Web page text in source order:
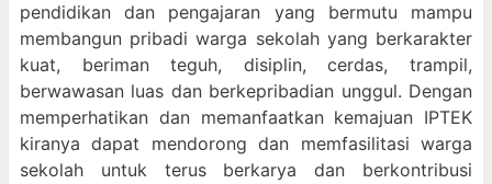
pendidikan dan pengajaran yang bermutu mampu
membangun pribadi warga sekolah yang berkarakter
kuat, beriman teguh, disiplin, cerdas, trampil,
berwawasan luas dan berkepribadian unggul. Dengan
memperhatikan dan memanfaatkan kemajuan IPTEK
kiranya dapat mendorong dan memfasilitasi warga
sekolah untuk terus berkarya dan berkontribusi